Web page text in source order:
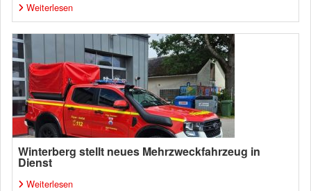
Weiterlesen
Winterberg stellt neues Mehrzweckfahrzeug in
Dienst
Weiterlesen